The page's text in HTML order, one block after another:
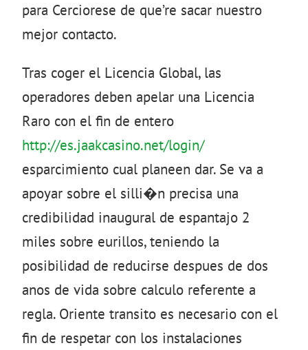
para Cerciorese de que’re sacar nuestro
mejor contacto.
Tras coger el Licencia Global, las
operadores deben apelar una Licencia
Raro con el fin de entero
http://es.jaakcasino.net/login/
esparcimiento cual planeen dar. Se va a
apoyar sobre el silli�n precisa una
credibilidad inaugural de espantajo 2
miles sobre eurillos, teniendo la
posibilidad de reducirse despues de dos
anos de vida sobre calculo referente a
regla. Oriente transito es necesario con el
fin de respetar con los instalaciones